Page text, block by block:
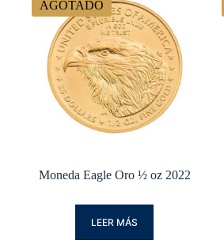
AGOTADO
Moneda Eagle Oro ½ oz 2022
LEER MÁS